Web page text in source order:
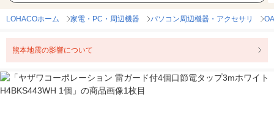
LOHACOホーム 家電・PC・周辺機器 パソコン周辺機器・アクセサリ
熊本地震の影響について